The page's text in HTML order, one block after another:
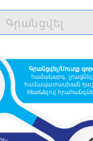
Գրանցվել